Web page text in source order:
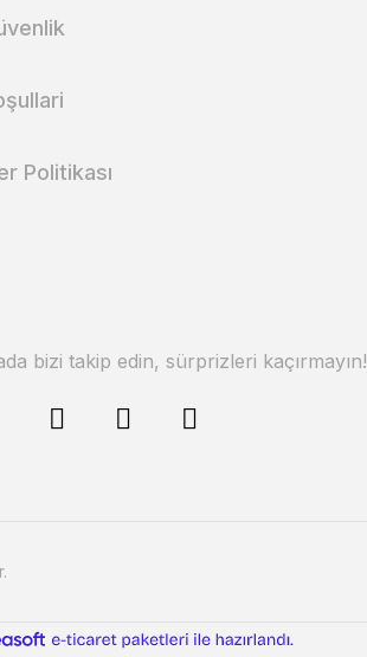
Politikası
bizi takip edin, sürprizleri kaçırmayın!
ideasoft
e-